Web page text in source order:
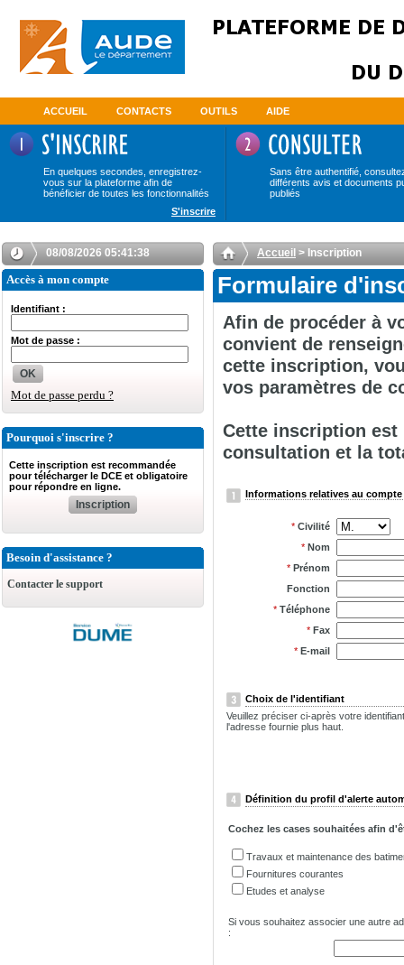
ACCUEIL CONTACTS OUTILS AIDE
En quelques secondes, enregistrez-
vous sur la plateforme afin de
bénéficier de toutes les fonctionnalités
Sans être authentifié,
différents avis et documents
publiés
S'inscrire
08/08/2026 05:41:38
Accès à mon compte
Identifiant :
Mot de passe :
OK
Mot de passe perdu ?
Pourquoi s'inscrire ?
Cette inscription est recommandée
pour télécharger le DCE et obligatoire
pour répondre en ligne.
Inscription
Besoin d'assistance ?
Contacter le support
Accueil > Inscription
Formulaire
Afin de procéder à
convient de
cette inscription,
vos paramètres de
Cette inscription est
consultation et la
Informations relatives au
* Civilité
* Nom
* Prénom
Fonction
* Téléphone
* Fax
* E-mail
Choix de l'identifiant
Veuillez préciser ci-après votre
l'adresse fournie plus haut.
Définition du profil d'alerte
Cochez les cases souhaitées afin
Travaux et maintenance des
Fournitures courantes
Etudes et analyse
Si vous souhaitez associer une autre
: